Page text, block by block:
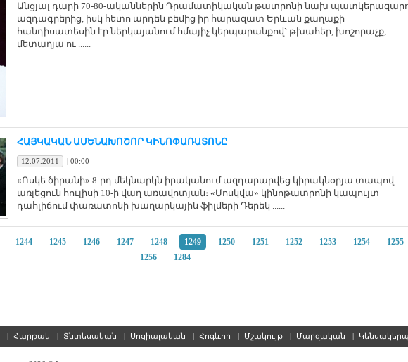
Անցյալ դարի 70-80-ականներին Դրամատիկական թատրոնի նախ
ազդագրերից, իսկ հետո արդեն բեմից իր հարազատ Երևան քաղաքի
հանդիսատեսին էր ներկայանում հմայիչ կերպարանքով` թխահեր, խոշորաչք,
մետաղյա ու ......
ՀԱՅԿԱԿԱՆ ԱՄԵՆԱԽՈՇՈՐ ԿԻՆՈՓԱՌԱՏՈՆԸ
12.07.2011 | 00:00
«Ոսկե ծիրանի» 8-րդ մեկնարկն իրականում ազդարարվեց կիրակնօրյա տապով
առլեցուն հուլիսի 10-ի վաղ առավոտյան։ «Մոսկվա» կինոթատրոնի կապույտ
դահլիճում փառատոնի խաղարկային ֆիլմերի Դերեկ ......
1244 1245 1246 1247 1248 1249 1250 1251 1252 1253 1254
1255
1256
1284
| Հարթակ | Տնտեսական | Սոցիալական | Հոգևոր | Մշակույթ | Մարզական | Կենսակերպ